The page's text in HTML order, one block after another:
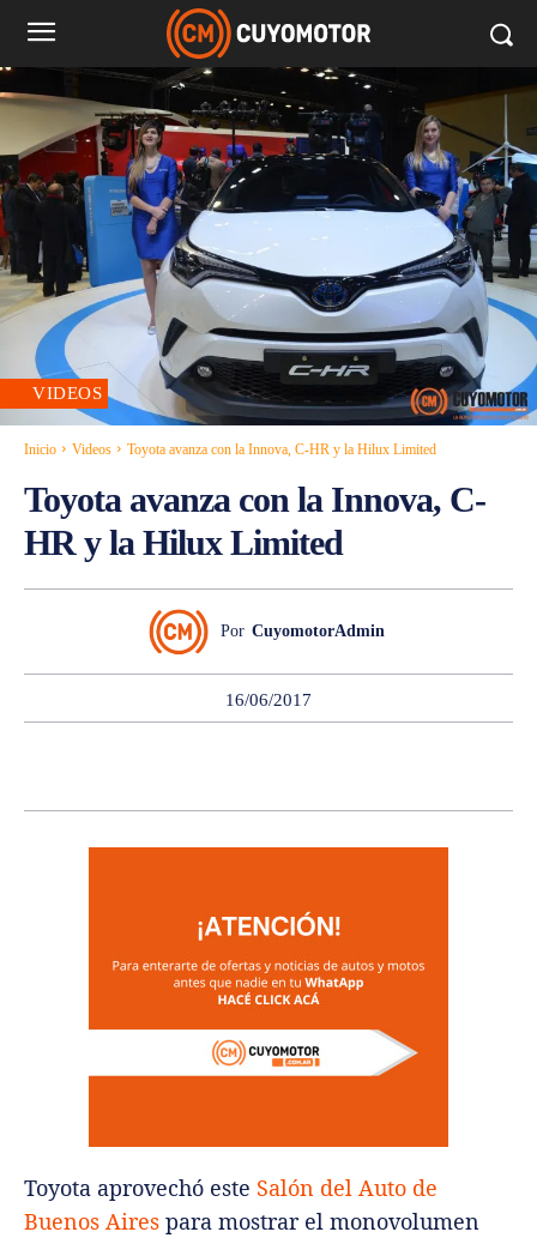
VIDEOS
Inicio Videos Toyota avanza con la Innova, C-HR y la Hilux Limited
Toyota avanza con la Innova, C-
HR y la Hilux Limited
Por CuyomotorAdmin
16/06/2017
Toyota aprovechó este Salón del Auto de
Buenos Aires para mostrar el monovolumen